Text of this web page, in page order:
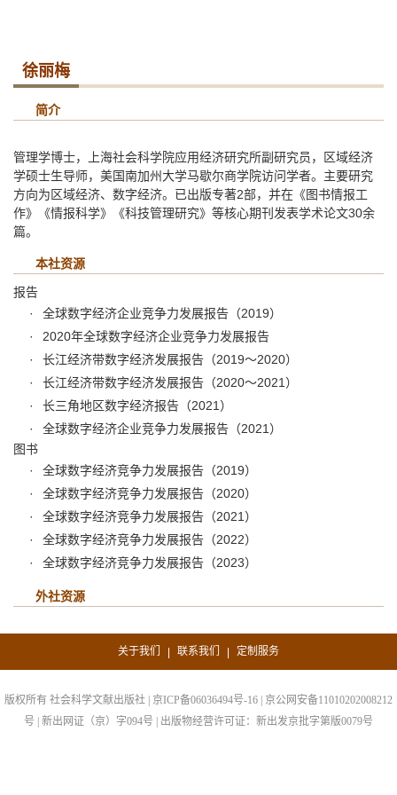
徐丽梅
简介
管理学博士，上海社会科学院应用经济研究所副研究员，区域经济
学硕士生导师，美国南加州大学马歇尔商学院访问学者。主要研究
方向为区域经济、数字经济。已出版专著2部，并在《图书情报工
作》《情报科学》《科技管理研究》等核心期刊发表学术论文30余
篇。
本社资源
报告
全球数字经济企业竞争力发展报告（2019）
2020年全球数字经济企业竞争力发展报告
长江经济带数字经济发展报告（2019～2020）
长江经济带数字经济发展报告（2020～2021）
长三角地区数字经济报告（2021）
全球数字经济企业竞争力发展报告（2021）
图书
全球数字经济竞争力发展报告（2019）
全球数字经济竞争力发展报告（2020）
全球数字经济竞争力发展报告（2021）
全球数字经济竞争力发展报告（2022）
全球数字经济竞争力发展报告（2023）
外社资源
关于我们 | 联系我们 | 定制服务
版权所有 社会科学文献出版社 | 京ICP备06036494号-16 | 京公网安备11010202008212
号 | 新出网证（京）字094号 | 出版物经营许可证：新出发京批字第版0079号